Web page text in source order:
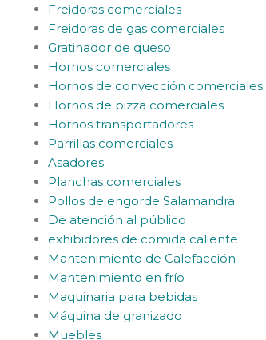
Freidoras comerciales
Freidoras de gas comerciales
Gratinador de queso
Hornos comerciales
Hornos de convección comerciales
Hornos de pizza comerciales
Hornos transportadores
Parrillas comerciales
Asadores
Planchas comerciales
Pollos de engorde Salamandra
De atención al público
exhibidores de comida caliente
Mantenimiento de Calefacción
Mantenimiento en frío
Maquinaria para bebidas
Máquina de granizado
Muebles